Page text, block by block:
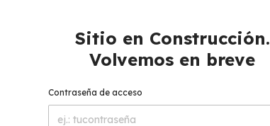
Sitio en Construcción.
Volvemos en breve
Contraseña de acceso